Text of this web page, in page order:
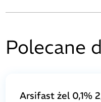
Polecane
Arsifast żel 0,1%